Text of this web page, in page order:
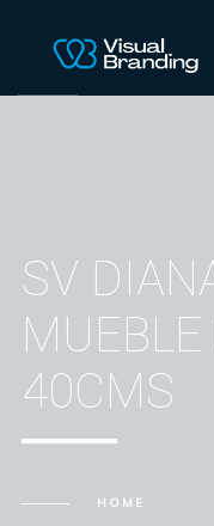
SV
40CMS
HOME